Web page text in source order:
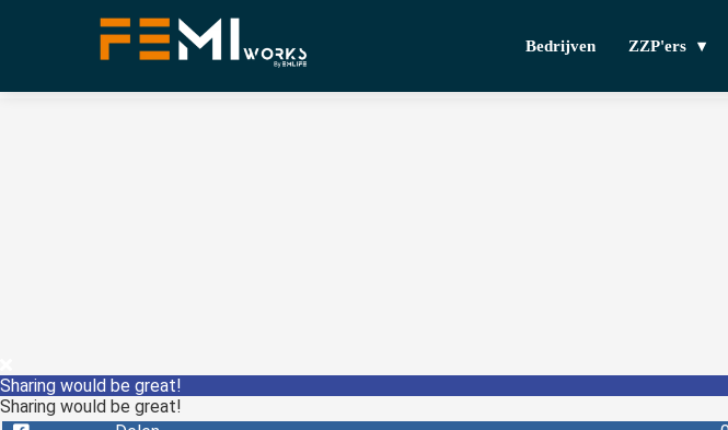
Bedrijven ZZP'ers
Sharing would be great!
Sharing would be great!